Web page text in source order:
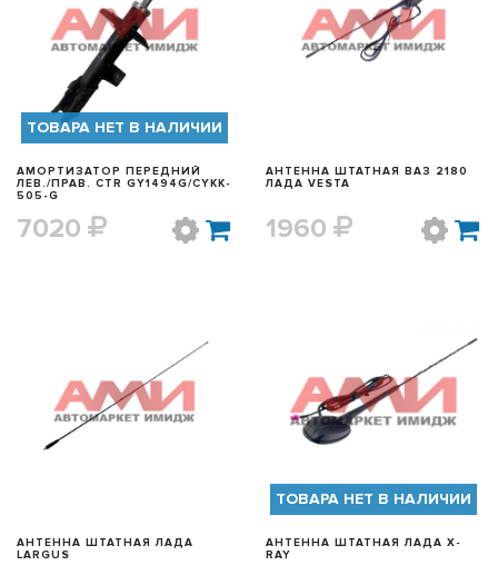
БЫСТРЫЙ ПРОСМОТР
ТОВАРА НЕТ В НАЛИЧИИ
АМОРТИЗАТОР ПЕРЕДНИЙ
ЛЕВ./ПРАВ. CTR GY1494G/CYKK-
505-G
7020
БЫСТРЫЙ ПРОСМОТР
АНТЕННА ШТАТНАЯ ВАЗ 2180
ЛАДА VESTA
1960
БЫСТРЫЙ ПРОСМОТР
АНТЕННА ШТАТНАЯ ЛАДА
LARGUS
БЫСТРЫЙ ПРОСМОТР
ТОВАРА НЕТ В НАЛИЧИИ
АНТЕННА ШТАТНАЯ ЛАДА X-
RAY